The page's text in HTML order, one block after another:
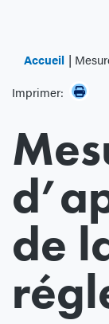
Accueil
Imprimer:
de